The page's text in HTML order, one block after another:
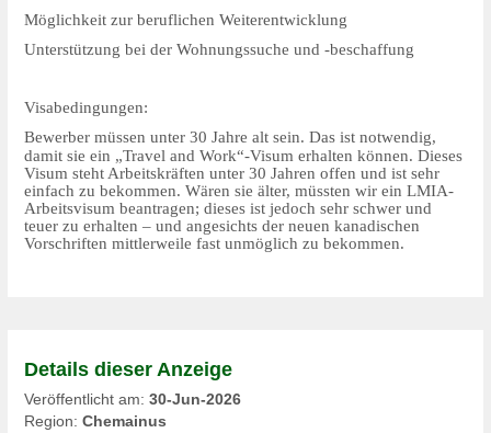
Möglichkeit zur beruflichen Weiterentwicklung
Unterstützung bei der Wohnungssuche und -beschaffung
Visabedingungen:
Bewerber müssen unter 30 Jahre alt sein. Das ist notwendig,
damit sie ein „Travel and Work“-Visum erhalten können. Dieses
Visum steht Arbeitskräften unter 30 Jahren offen und ist sehr
einfach zu bekommen. Wären sie älter, müssten wir ein LMIA-
Arbeitsvisum beantragen; dieses ist jedoch sehr schwer und
teuer zu erhalten – und angesichts der neuen kanadischen
Vorschriften mittlerweile fast unmöglich zu bekommen.
Details dieser Anzeige
Veröffentlicht am: 30-Jun-2026
Region: Chemainus